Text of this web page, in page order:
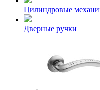
Цилиндровые
Дверные ручки